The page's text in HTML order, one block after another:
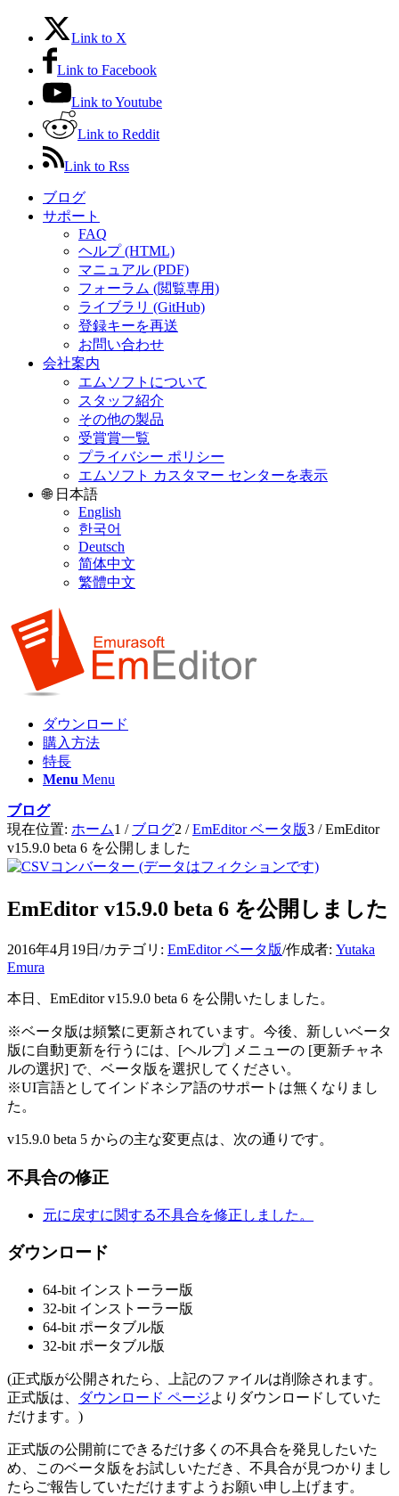
Link to X
Link to Facebook
Link to Youtube
Link to Reddit
Link to Rss
ブログ
サポート
FAQ
ヘルプ (HTML)
マニュアル (PDF)
フォーラム (閲覧専用)
ライブラリ (GitHub)
登録キーを再送
お問い合わせ
会社案内
エムソフトについて
スタッフ紹介
その他の製品
受賞賞一覧
プライバシー ポリシー
エムソフト カスタマー センターを表示
🌐 日本語
English
한국어
Deutsch
简体中文
繁體中文
ダウンロード
購入方法
特長
Menu Menu
ブログ
現在位置: ホーム1 / ブログ2 / EmEditor ベータ版3 / EmEditor
v15.9.0 beta 6 を公開しました
EmEditor v15.9.0 beta 6 を公開しました
2016年4月19日 /カテゴリ: EmEditor ベータ版/作成者: Yutaka
Emura
本日、EmEditor v15.9.0 beta 6 を公開いたしました。
※ベータ版は頻繁に更新されています。今後、新しいベータ
版に自動更新を行うには、[ヘルプ] メニューの [更新チャネ
ルの選択] で、ベータ版を選択してください。
※UI言語としてインドネシア語のサポートは無くなりまし
た。
v15.9.0 beta 5 からの主な変更点は、次の通りです。
不具合の修正
元に戻すに関する不具合を修正しました。
ダウンロード
64-bit インストーラー版
32-bit インストーラー版
64-bit ポータブル版
32-bit ポータブル版
(正式版が公開されたら、上記のファイルは削除されます。
正式版は、
ダウンロード ページよりダウンロードしていた
だけます。)
正式版の公開前にできるだけ多くの不具合を発見したいた
め、このベータ版をお試しいただき、不具合が見つかりまし
たらご報告していただけますようお願い申し上げます。